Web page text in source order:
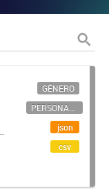
GÉNERO
PERSONAL CIENTÍFICO-TECNOLÓGICO
json
csv